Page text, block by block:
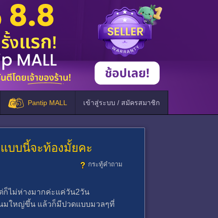
Pantip MALL เข้าสู่ระบบ / สมัครสมาชิก
บบนี้จะท้องมั้ยคะ
กระทู้คำถาม
ก็ไม่ห่างมากค่ะแค่วัน2วัน
มใหญ่ขึ้น แล้วก็มีปวดแบบมวลๆที่